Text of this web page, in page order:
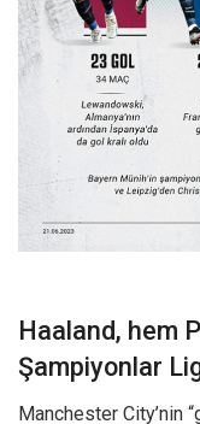
Haaland, hem
Şampiyonlar
Manchester City’nin